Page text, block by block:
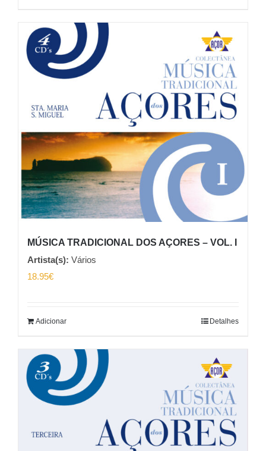
MÚSICA TRADICIONAL DOS AÇORES – VOL. I
Artista(s): Vários
18.95€
Adicionar Detalhes